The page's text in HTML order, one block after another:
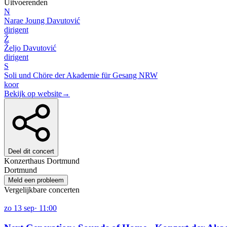
Uitvoerenden
N
Narae Joung Davutović
dirigent
Ž
Željo Davutović
dirigent
S
Soli und Chöre der Akademie für Gesang NRW
koor
Bekijk op website→
Deel dit concert
Konzerthaus Dortmund
Dortmund
Meld een probleem
Vergelijkbare concerten
zo 13 sep· 11:00